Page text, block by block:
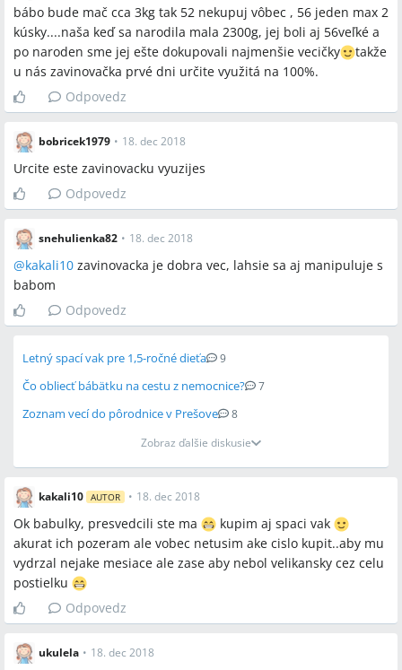
bábo bude mač cca 3kg tak 52 nekupuj vôbec , 56 jeden max 2
kúsky....naša keď sa narodila mala 2300g, jej boli aj 56veľké a
po naroden sme jej ešte dokupovali najmenšie vecičky
takže
u nás zavinovačka prvé dni určite využitá na 100%.
Odpovedz
bobricek1979 • 18. dec 2018
Urcite este zavinovacku vyuzijes
Odpovedz
snehulienka82 • 18. dec 2018
@kakali10 zavinovacka je dobra vec, lahsie sa aj manipuluje s
babom
Odpovedz
Letný spací vak pre 1,5-ročné dieťa 9
Čo obliecť bábätku na cestu z nemocnice? 7
Zoznam vecí do pôrodnice v Prešove
8
Zobraz ďalšie diskusie
kakali10 AUTOR • 18. dec 2018
Ok babulky, presvedcili ste ma
kupim aj spaci vak
akurat ich pozeram ale vobec netusim ake cislo kupit..aby mu
vydrzal nejake mesiace ale zase aby nebol velikansky cez celu
postielku
Odpovedz
ukulela • 18. dec 2018